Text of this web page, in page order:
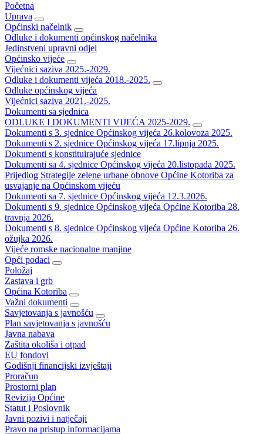
Početna
Uprava
Općinski načelnik
Odluke i dokumenti općinskog načelnika
Jedinstveni upravni odjel
Općinsko vijeće
Vijećnici saziva 2025.-2029.
Odluke i dokumenti vijeća 2018.-2025.
Odluke općinskog vijeća
Vijećnici saziva 2021.-2025.
Dokumenti sa sjednica
ODLUKE I DOKUMENTI VIJEĆA 2025-2029.
Dokumenti s 3. sjednice Općinskog vijeća 26.kolovoza 2025.
Dokumenti s 2. sjednice Općinskog vijeća 17.lipnja 2025.
Dokumenti s konstituirajuće sjednice
Dokumenti sa 4. sjednice Općinskog vijeća 20.listopada 2025.
Prijedlog Strategije zelene urbane obnove Općine Kotoriba za
usvajanje na Općinskom vijeću
Dokumenti sa 7. sjednice Općinskog vijeća 12.3.2026.
Dokumenti s 9. sjednice Općinskog vijeća Općine Kotoriba 28.
travnja 2026.
Dokumenti s 8. sjednice Općinskog vijeća Općine Kotoriba 26.
ožujka 2026.
Vijeće romske nacionalne manjine
Opći podaci
Položaj
Zastava i grb
Općina Kotoriba
Važni dokumenti
Savjetovanja s javnošću
Plan savjetovanja s javnošću
Javna nabava
Zaštita okoliša i otpad
EU fondovi
Godišnji financijski izvještaji
Proračun
Prostorni plan
Revizija Općine
Statut i Poslovnik
Javni pozivi i natječaji
Pravo na pristup informacijama